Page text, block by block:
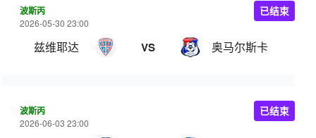
波斯丙
2026-05-30 23:00
兹维耶达 VS 奥马尔斯卡
已结束
波斯丙
2026-06-03 23:00
已结束